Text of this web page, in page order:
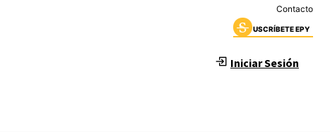
Contacto
USCRÍBETE EPY
Iniciar Sesión